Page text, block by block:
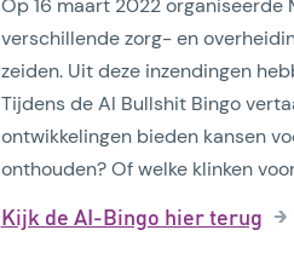
Op 16 maart 2022 organiseerde
verschillende zorg- en
zeiden. Uit deze inzendingen
Tijdens de AI Bullshit Bingo
ontwikkelingen bieden kansen
onthouden? Of welke klinken
Kijk de AI-Bingo hier terug